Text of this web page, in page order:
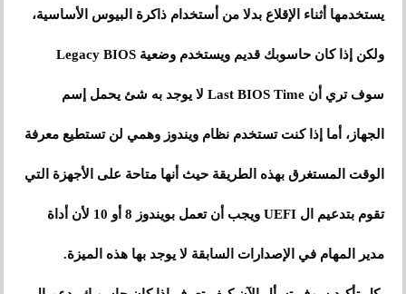
يستخدمها أثناء الإقلاع بدلا من أستخدام ذاكرة البيوس الأساسية،
ولكن إذا كان حاسوبك قديم ويستخدم وضعية Legacy BIOS
سوف تري أن Last BIOS Time لا يوجد به شئ يحمل إسم
الجهاز، أما إذا كنت تستخدم نظام ويندوز وهمي لن تستطيع معرفة
الوقت المستغرق بهذه الطريقة حيث أنها متاحة على الأجهزة التي
تقوم بتدعيم ال UEFI ويجب أن تعمل بويندوز 8 أو 10 لأن أداة
مدير المهام في الإصدارات السابقة لا يوجد بها هذه الميزة.